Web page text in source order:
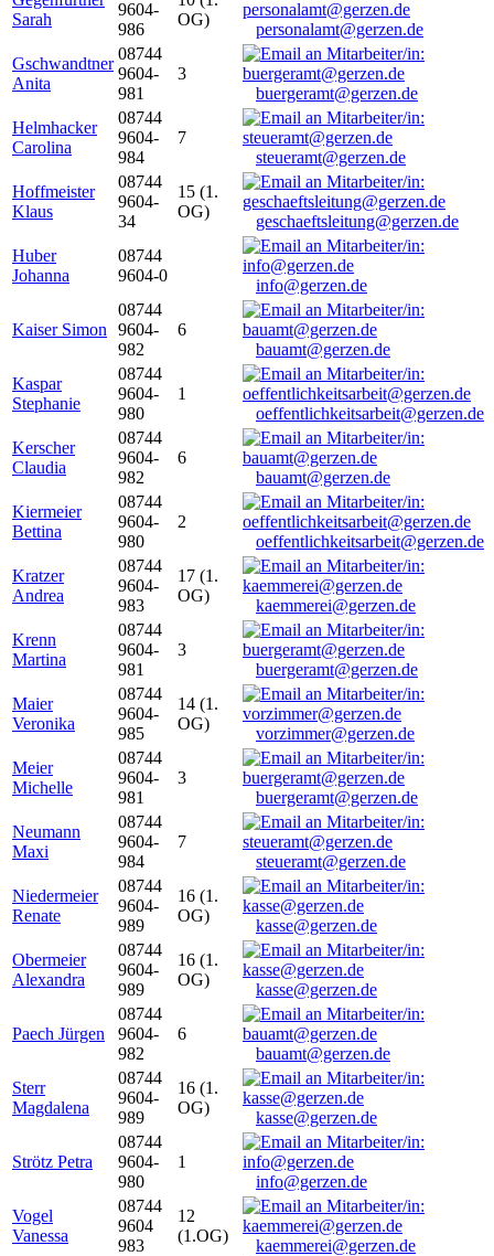
Sarah
9604-
986
OG)
personalamt@gerzen.de
Gschwandtner
Anita
08744
9604-
981
3
buergeramt@gerzen.de
Helmhacker
Carolina
08744
9604-
984
7
steueramt@gerzen.de
Hoffmeister
Klaus
08744
9604-
34
15 (1.
OG)
geschaeftsleitung@gerzen.de
Huber
Johanna
08744
9604-0
info@gerzen.de
Kaiser Simon
08744
9604-
982
6
bauamt@gerzen.de
Kaspar
Stephanie
08744
9604-
980
1
oeffentlichkeitsarbeit@gerzen.de
Kerscher
Claudia
08744
9604-
982
6
bauamt@gerzen.de
Kiermeier
Bettina
08744
9604-
980
2
oeffentlichkeitsarbeit@gerzen.de
Kratzer
Andrea
08744
9604-
983
17 (1.
OG)
kaemmerei@gerzen.de
Krenn
Martina
08744
9604-
981
3
buergeramt@gerzen.de
Maier
Veronika
08744
9604-
985
14 (1.
OG)
vorzimmer@gerzen.de
Meier
Michelle
08744
9604-
981
3
buergeramt@gerzen.de
Neumann
Maxi
08744
9604-
984
7
steueramt@gerzen.de
Niedermeier
Renate
08744
9604-
989
16 (1.
OG)
kasse@gerzen.de
Obermeier
Alexandra
08744
9604-
989
16 (1.
OG)
kasse@gerzen.de
Paech Jürgen
08744
9604-
982
6
bauamt@gerzen.de
Sterr
Magdalena
08744
9604-
989
16 (1.
OG)
kasse@gerzen.de
Strötz Petra
08744
9604-
980
1
info@gerzen.de
Vogel
Vanessa
08744
9604
983
12
(1.OG)
kaemmerei@gerzen.de